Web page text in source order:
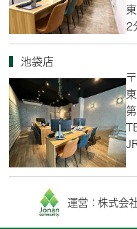
2
池袋店
運営：株式会